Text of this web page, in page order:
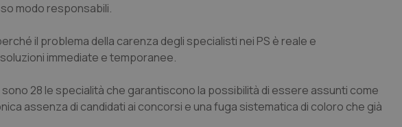
modo responsabili.
il problema della carenza degli specialisti nei PS è reale e
immediate e temporanee.
28 le specialità che garantiscono la possibilità di essere assunti come
assenza di candidati ai concorsi e una fuga sistematica di coloro che già